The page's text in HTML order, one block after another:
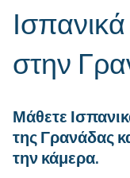
στην
Μάθετε
της Γρανάδας
την κάμερα.